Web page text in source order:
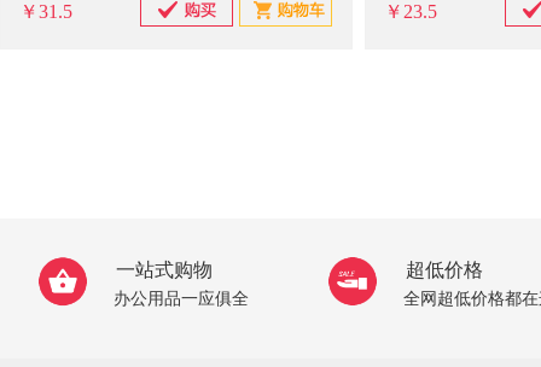
￥31.5 ￥23.5
一站式购物
办公用品一应俱全
超低价格
全网超低价格都